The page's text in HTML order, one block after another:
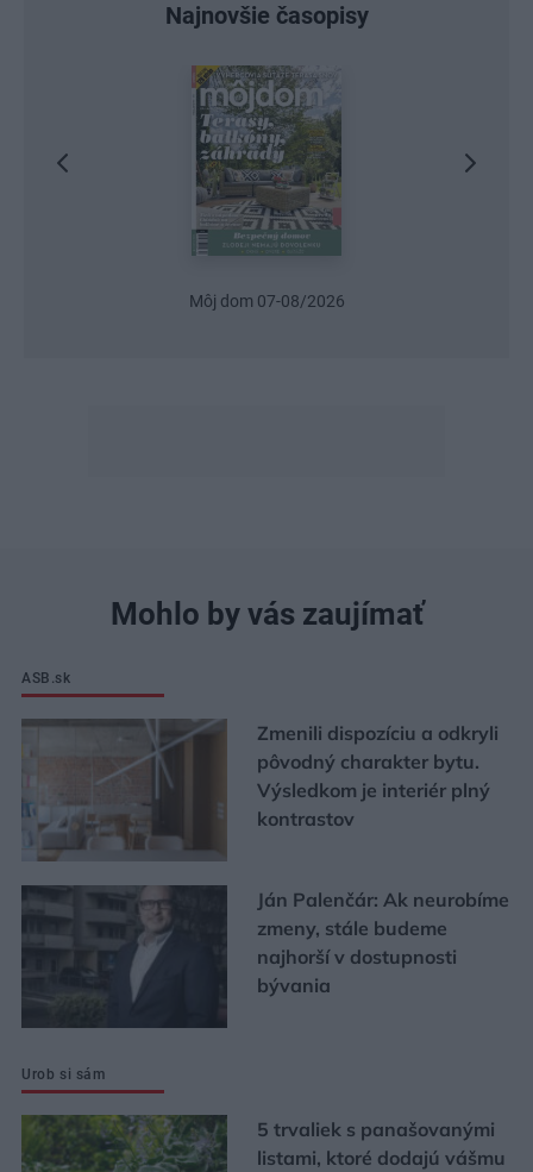
Najnovšie časopisy
Môj dom 07-08/2026
Mohlo by vás zaujímať
ASB.sk
Zmenili dispozíciu a odkryli
pôvodný charakter bytu.
Výsledkom je interiér plný
kontrastov
Ján Palenčár: Ak neurobíme
zmeny, stále budeme
najhorší v dostupnosti
bývania
Urob si sám
5 trvaliek s panašovanými
listami, ktoré dodajú vášmu